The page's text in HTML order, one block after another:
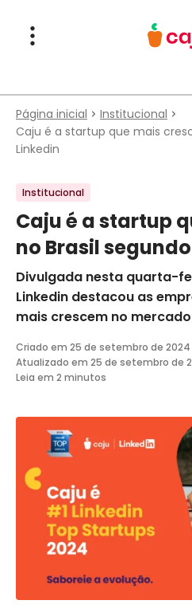
Menu Principal
Abrir Menu
Página inicial
Institucional
Caju é a startup que mais
Linkedin
Institucional
Caju é a startup
no Brasil
Divulgada nesta quarta-
Linkedin destacou as
mais crescem no
Criado em 25 de setembro de 2024
Atualizado em 25 de setembro de
Leia em 2 minutos